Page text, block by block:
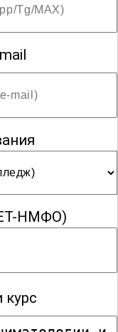
НМФО)